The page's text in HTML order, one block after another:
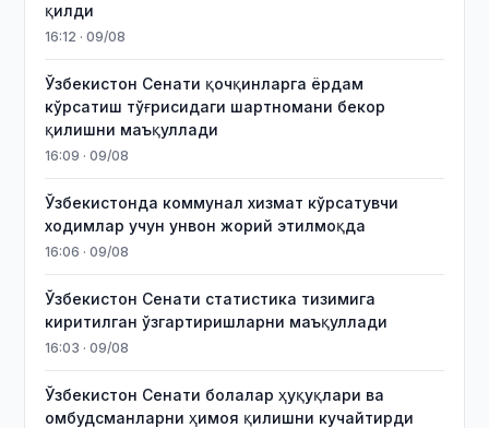
қилди
16:12 · 09/08
Ўзбекистон Сенати қочқинларга ёрдам
кўрсатиш тўғрисидаги шартномани бекор
қилишни маъқуллади
16:09 · 09/08
Ўзбекистонда коммунал хизмат кўрсатувчи
ходимлар учун унвон жорий этилмоқда
16:06 · 09/08
Ўзбекистон Сенати статистика тизимига
киритилган ўзгартиришларни маъқуллади
16:03 · 09/08
Ўзбекистон Сенати болалар ҳуқуқлари ва
омбудсманларни ҳимоя қилишни кучайтирди